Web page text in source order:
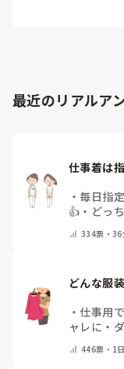
最近のリアルア
仕事着は
・ 毎日指
👍 ・ どっ
334票・36
どんな服
・ 仕事用
ャレに ・
その他(コ
446票・ 1